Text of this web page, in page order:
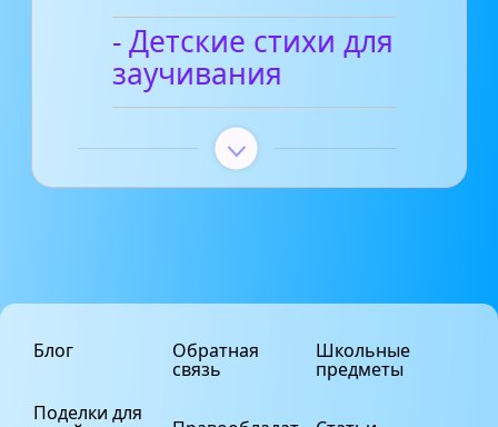
- Детские стихи для
заучивания
Блог
Поделки для
Обратная
связь
Школьные
предметы